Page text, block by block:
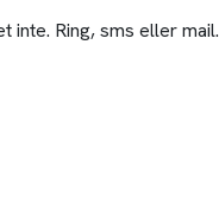
inte. Ring, sms eller mail.